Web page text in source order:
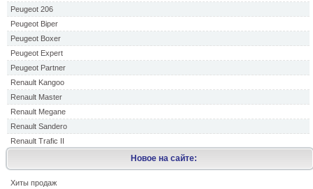
Peugeot 206
Peugeot Biper
Peugeot Boxer
Peugeot Expert
Peugeot Partner
Renault Kangoo
Renault Master
Renault Megane
Renault Sandero
Renault Trafic II
Новое на сайте:
Хиты продаж